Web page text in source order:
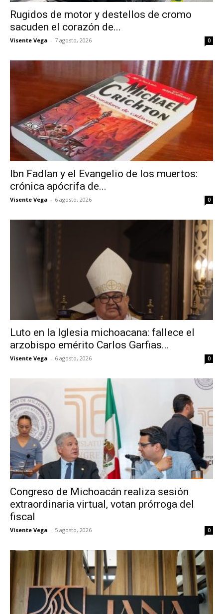
Rugidos de motor y destellos de cromo
sacuden el corazón de...
Visente Vega - 7 agosto, 2026 0
Ibn Fadlan y el Evangelio de los muertos:
crónica apócrifa de...
Visente Vega - 6 agosto, 2026 0
Luto en la Iglesia michoacana: fallece el
arzobispo emérito Carlos Garfias...
Visente Vega - 6 agosto, 2026 0
Congreso de Michoacán realiza sesión
extraordinaria virtual, votan prórroga del
fiscal
Visente Vega - 5 agosto, 2026 0